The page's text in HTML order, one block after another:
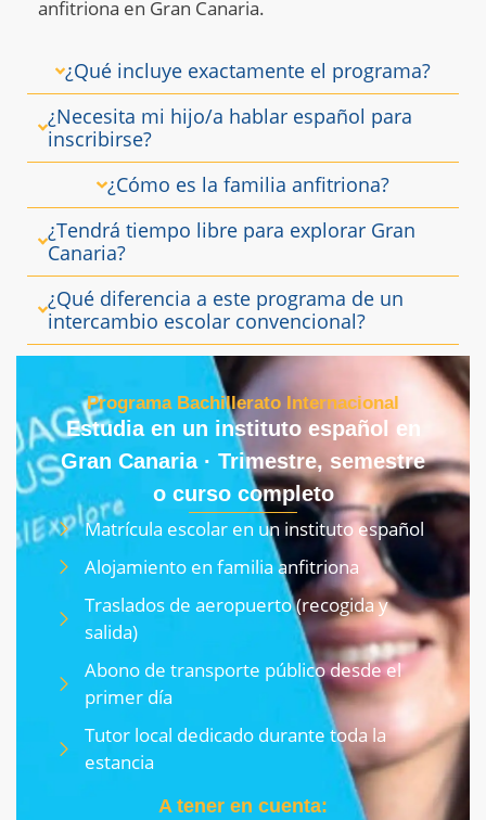
Programa Bachillerato Internacional
Estudia en un instituto español en
Gran Canaria · Trimestre, semestre
o curso completo
Matrícula escolar en un instituto español
Alojamiento en familia anfitriona
Traslados de aeropuerto (recogida y
salida)
Abono de transporte público desde el
primer día
Tutor local dedicado durante toda la
estancia
A tener en cuenta:
anfitriona en Gran Canaria.
¿Qué incluye exactamente el programa?
¿Necesita mi hijo/a hablar español para
inscribirse?
¿Cómo es la familia anfitriona?
¿Tendrá tiempo libre para explorar Gran
Canaria?
¿Qué diferencia a este programa de un
intercambio escolar convencional?